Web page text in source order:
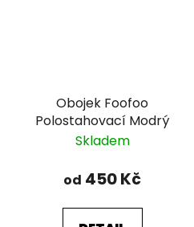
Obojek Foofoo
Polostahovací Modrý
Skladem
od 450 Kč